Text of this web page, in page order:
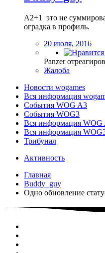
A2+1 это не
оградка в профиль.
20 июля, 2016
Panzer
Жалоба
Новости wogames
Вся информация
События WOG A3
События WOG3
Вся информация WOG
Вся информация
Трибунал
Активность
Главная
Buddy_guy
Одно обновление